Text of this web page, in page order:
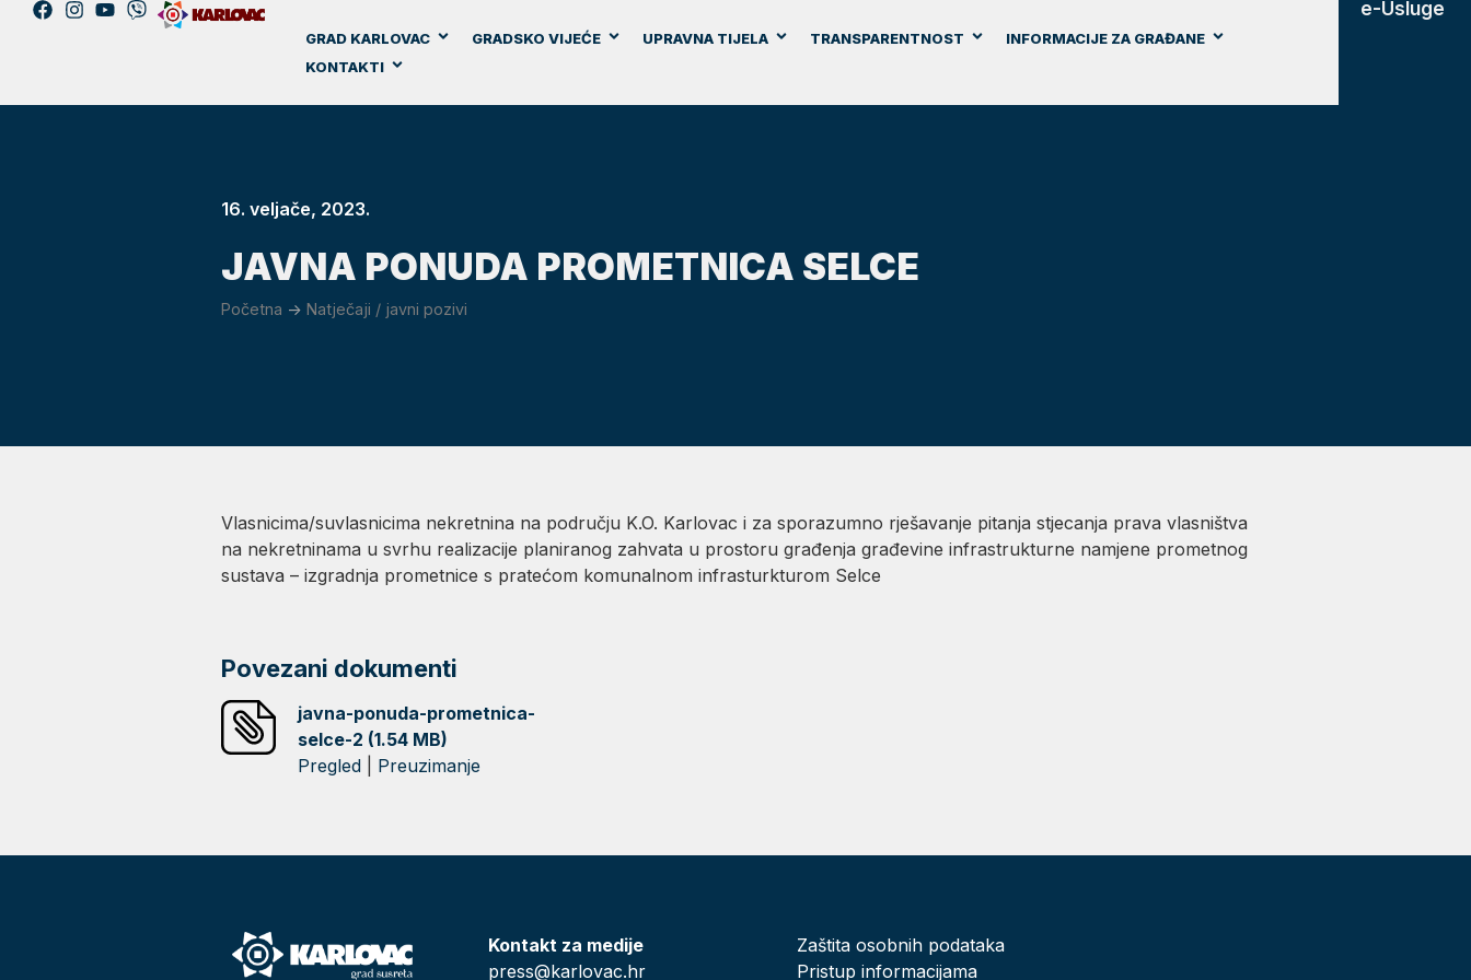
GRAD KARLOVAC GRADSKO VIJEĆE UPRAVNA TIJELA TRANSPARENTNOST
INFORMACIJE ZA GRAĐANE
KONTAKTI
e-Usluge
16. veljače, 2023.
JAVNA PONUDA PROMETNICA SELCE
Početna -> Natječaji / javni pozivi
Vlasnicima/suvlasnicima nekretnina na području K.O. Karlovac i za sporazumno rješavanje pitanja stjecanja prava vlasništva
na nekretninama u svrhu realizacije planiranog zahvata u prostoru građenja građevine infrastrukturne namjene prometnog
sustava – izgradnja prometnice s pratećom komunalnom infrasturkturom Selce
Povezani dokumenti
javna-ponuda-prometnica-
selce-2 (1.54 MB)
Pregled
Preuzimanje
Kontakt za medije
press@karlovac.hr
Zaštita osobnih podataka
Pristup informacijama